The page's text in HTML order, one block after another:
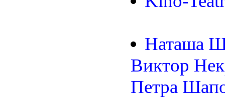
Наташа
Виктор
Петра